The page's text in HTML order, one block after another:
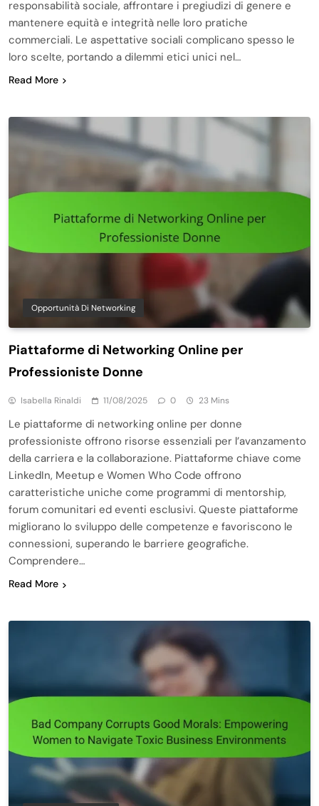
responsabilità sociale, affrontare i pregiudizi di genere e
mantenere equità e integrità nelle loro pratiche
commerciali. Le aspettative sociali complicano spesso le
loro scelte, portando a dilemmi etici unici nel…
Read More
Opportunità Di Networking
Piattaforme di Networking Online per
Professioniste Donne
Isabella Rinaldi 11/08/2025 0 23 Mins
Le piattaforme di networking online per donne
professioniste offrono risorse essenziali per l’avanzamento
della carriera e la collaborazione. Piattaforme chiave come
LinkedIn, Meetup e Women Who Code offrono
caratteristiche uniche come programmi di mentorship,
forum comunitari ed eventi esclusivi. Queste piattaforme
migliorano lo sviluppo delle competenze e favoriscono le
connessioni, superando le barriere geografiche.
Comprendere…
Read More